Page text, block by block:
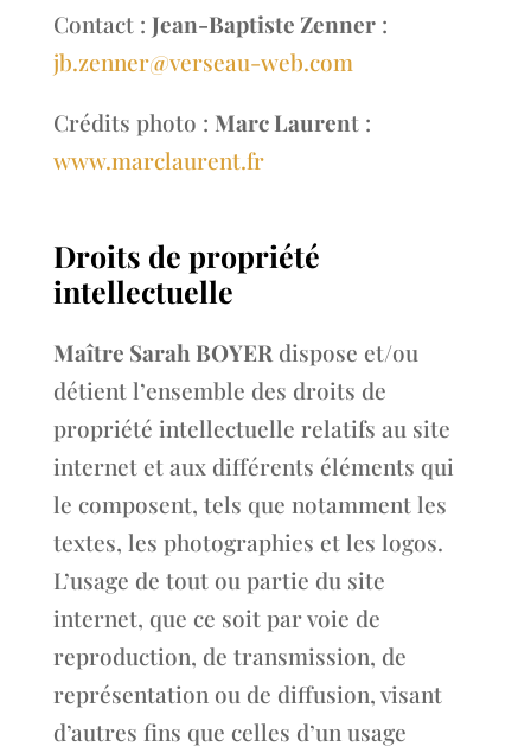
Contact : Jean-Baptiste Zenner:
jb.zenner@verseau-web.com
Crédits photo : Marc Laurent :
www.marclaurent.fr
Droits de propriété
intellectuelle
Maître Sarah BOYER dispose et/ou
détient l’ensemble des droits de
propriété intellectuelle relatifs au site
internet et aux différents éléments qui
le composent, tels que notamment les
textes, les photographies et les logos.
L’usage de tout ou partie du site
internet, que ce soit par voie de
reproduction, de transmission, de
représentation ou de diffusion, visant
d’autres fins que celles d’un usage